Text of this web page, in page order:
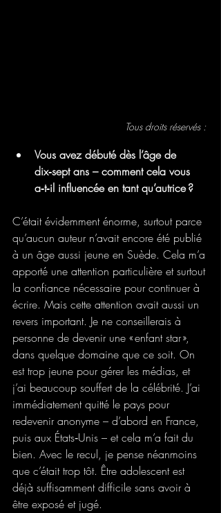
Tous droits réservés :
Vous avez débuté dès l’âge de
dix‑sept ans – comment cela vous
a‑t‑il influencée en tant qu’autrice ?
C’était évidemment énorme, surtout parce
qu’aucun auteur n’avait encore été publié
à un âge aussi jeune en Suède. Cela m’a
apporté une attention particulière et surtout
la confiance nécessaire pour continuer à
écrire. Mais cette attention avait aussi un
revers important. Je ne conseillerais à
personne de devenir une « enfant star »,
dans quelque domaine que ce soit. On
est trop jeune pour gérer les médias, et
j’ai beaucoup souffert de la célébrité. J’ai
immédiatement quitté le pays pour
redevenir anonyme – d’abord en France,
puis aux États‑Unis – et cela m’a fait du
bien. Avec le recul, je pense néanmoins
que c’était trop tôt. Être adolescent est
déjà suffisamment difficile sans avoir à
être exposé et jugé.